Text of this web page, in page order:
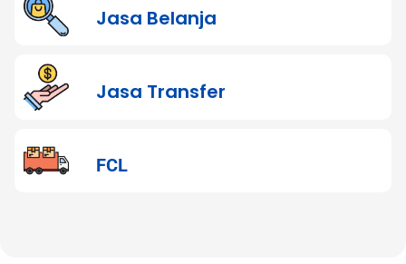
Jasa Belanja
Jasa Transfer
FCL